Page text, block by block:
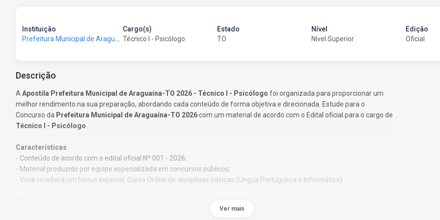
Instituição
Prefeitura Municipal de Araguaína-TO - Prefeitura de Araguaína-TO
Cargo(s)
Técnico I - Psicólogo
Estado
TO
Nível
Nível Superior
Edição
Oficial
Descrição
A Apostila Prefeitura Municipal de Araguaína-TO 2026 - Técnico I - Psicólogo foi organizada para proporcionar um
melhor rendimento na sua preparação, abordando cada conteúdo de forma objetiva e direcionada. Estude para o
Concurso da Prefeitura Municipal de Araguaína-TO 2026com um material de acordo com o Edital oficial para o cargo de
Técnico I - Psicólogo
Características
- Conteúdo de acordo com o edital oficial Nº 001 - 2026;
- Material produzido por equipe especializada em concursos públicos;
- Você receberá um bônus especial: Curso Online de disciplinas básicas (Língua Portuguesa e Informática).
Obs.:
Ver mais